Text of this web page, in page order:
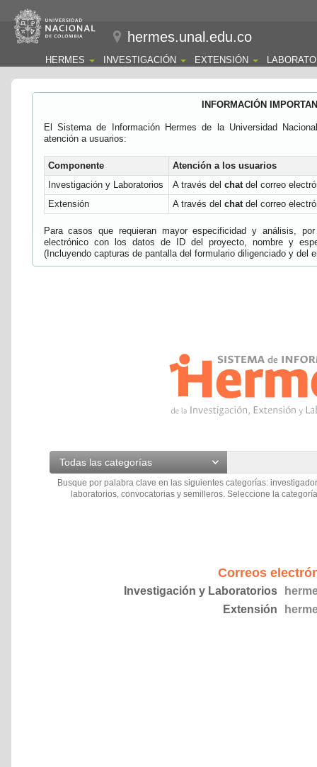
hermes.unal.edu.co
HERMES INVESTIGACIÓN EXTENSIÓN
INFORMACIÓN
El Sistema de Información Hermes de la Universidad
atención a usuarios:
Componente
Atención a los usuarios
Investigación y Laboratorios
A través del chatdel correo
Extensión
A través del chatdel correo
Para casos que requieran mayor especificidad y análisis,
electrónico con los datos de ID del proyecto, nombre y
(Incluyendo capturas de pantalla del formulario diligenciado y del
Todas las categorías
Busque por palabra clave en las siguientes categorías:
laboratorios, convocatorias y semilleros. Seleccione la
Correos
Investigación y Laboratorios
Extensión